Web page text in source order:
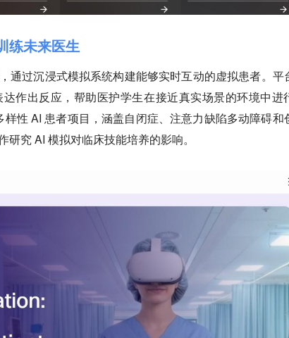
练未来医生
通过沉浸式模拟系统构建能够实时互动的虚拟患者。平
作出反应，帮助医护学生在接近真实场景的环境中进
性 AI 患者项目，涵盖自闭症、注意力缺陷多动障碍和
究 AI 模拟对临床技能培养的影响。